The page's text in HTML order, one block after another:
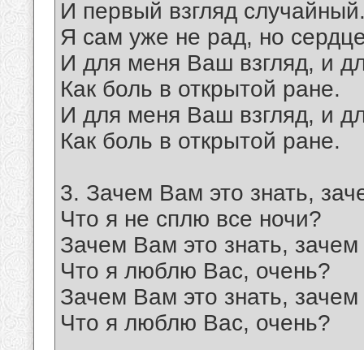
И первый взгляд
Я сам уже не рад, но
И для меня Ваш взгляд, и
Как боль в открытой ране.
И для меня Ваш взгляд, и
Как боль в открытой ране.
3. Зачем Вам это знать,
Что я не сплю все ночи?
Зачем Вам это знать,
Что я люблю Вас, очень?
Зачем Вам это знать,
Что я люблю Вас, очень?